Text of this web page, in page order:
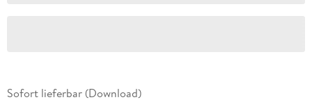
Sofort lieferbar (Download)